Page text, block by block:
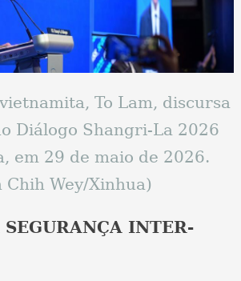
To Lam, discursa
Diálogo Shangri-La 2026
em 29 de maio de 2026.
Chih Wey/Xinhua)
INTER-